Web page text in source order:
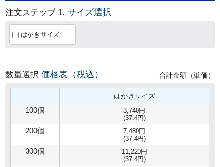
注文ステップ 1.サイズ選択
はがきサイズ
数量選択価格表（税込） 合計金額（単価）
はがきサイズ
100個
3,740円
(37.4円)
200個
7,480円
(37.4円)
300個
11,220円
(37.4円)